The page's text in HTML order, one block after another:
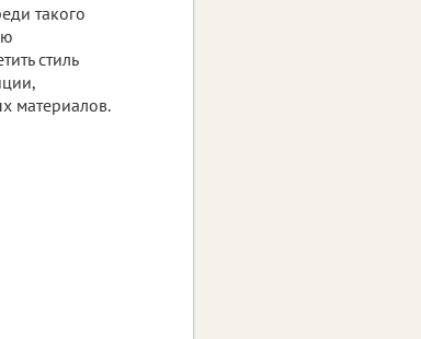
такого
стиль
материалов.